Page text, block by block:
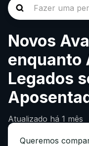
Novos
enquanto
Legados
Atualizado há 1 mês
Queremos